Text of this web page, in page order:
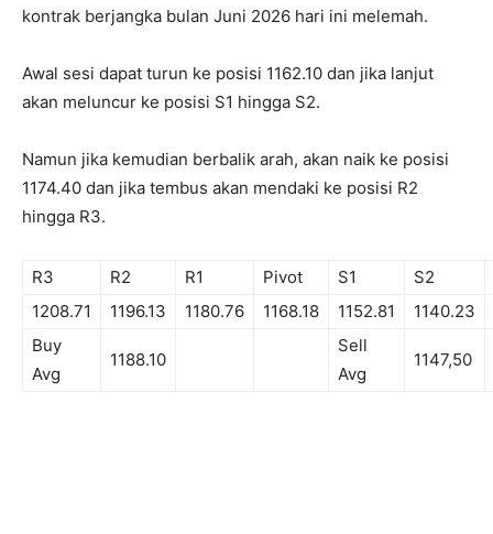
kontrak berjangka bulan Juni 2026 hari ini melemah.
Awal sesi dapat turun ke posisi 1162.10 dan jika lanjut
akan meluncur ke posisi S1 hingga S2.
Namun jika kemudian berbalik arah, akan naik ke posisi
1174.40 dan jika tembus akan mendaki ke posisi R2
hingga R3.
R3 R2 R1 Pivot S1
S2
1208.71
1196.13 1180.76 1168.18 1152.81
1140.23
Buy
Avg
1188.10
Sell
Avg
1147,50